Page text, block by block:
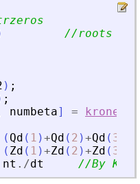
//roots of
) ;
;
numbeta] = kroneck
( Qd ( 1 )+Qd ( 2 )+Qd ( 3
( Zd ( 1 )+Zd ( 2 )+Zd ( 3
nt ./dt //By